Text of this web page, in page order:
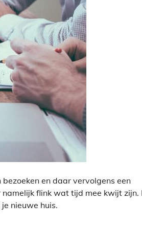
en daar vervolgens een
namelijk flink wat tijd mee kwijt zijn.
nieuwe huis.